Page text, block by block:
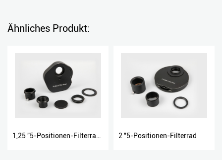
Ähnliches Produkt:
1,25 "5-Positionen-Filterrad Rad 2 "5-Positionen-Filterrad